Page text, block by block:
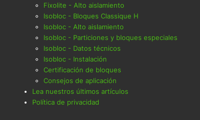
Fixolite - Alto aislamiento
Isobloc - Bloques Classique H
Isobloc - Alto aislamiento
Isobloc - Particiones y bloques especiales
Isobloc - Datos técnicos
Isobloc - Instalación
Certificación de bloques
Consejos de aplicación
Lea nuestros últimos artículos
Política de privacidad